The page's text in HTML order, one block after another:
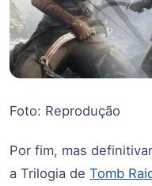
Foto: Reprodução
Por fim, mas
a Trilogia de Tomb